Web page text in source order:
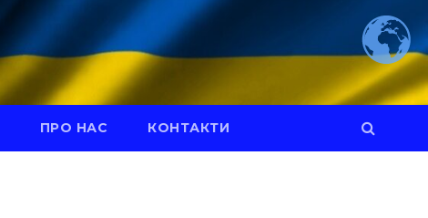
ПРО НАС КОНТАКТИ